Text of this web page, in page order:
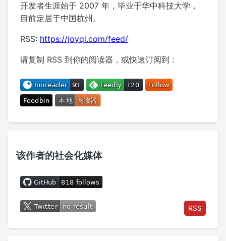
开发者生涯始于 2007 年，毕业于华中科技大学，
目前定居于中国杭州。
RSS: https://joyqi.com/feed/
请复制 RSS 到你的阅读器，或快速订阅到 :
该作者的社会化媒体
RSS